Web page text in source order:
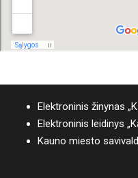
Elektroninis žinynas
Elektroninis leidinys
Kauno miesto